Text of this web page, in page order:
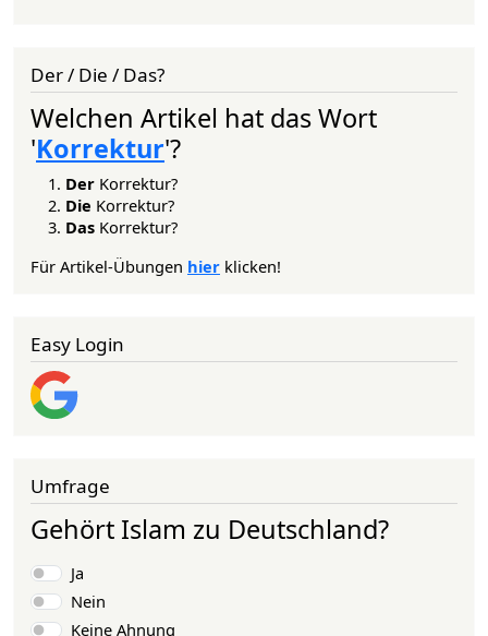
Der / Die / Das?
Welchen Artikel hat das Wort
'Korrektur'?
Der Korrektur?
Die Korrektur?
Das Korrektur?
Für Artikel-Übungen hier klicken!
Easy Login
Umfrage
Gehört Islam zu Deutschland?
Auswahlmöglichkeiten
Ja
Nein
Keine Ahnung